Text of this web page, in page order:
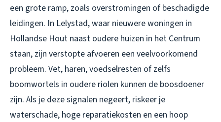
een grote ramp, zoals overstromingen of beschadigde
leidingen. In Lelystad, waar nieuwere woningen in
Hollandse Hout naast oudere huizen in het Centrum
staan, zijn verstopte afvoeren een veelvoorkomend
probleem. Vet, haren, voedselresten of zelfs
boomwortels in oudere riolen kunnen de boosdoener
zijn. Als je deze signalen negeert, riskeer je
waterschade, hoge reparatiekosten en een hoop